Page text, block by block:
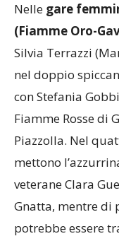
Nelle gare
(Fiamme Oro-
Silvia Terrazzi
nel doppio
con Stefania
Fiamme Rosse di
Piazzolla. Nel
mettono
veterane Clara
Gnatta, mentre di
potrebbe essere